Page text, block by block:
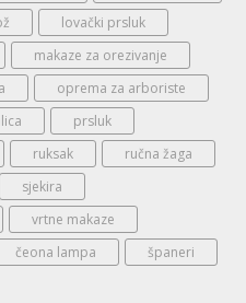
lovački prsluk
makaze za orezivanje
oprema za arboriste
prsluk
ruksak
ručna žaga
sjekira
vrtne makaze
čeona lampa španeri